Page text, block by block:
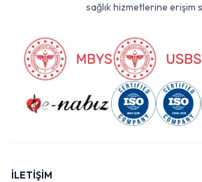
sağlık hizmetlerine erişim
İLETİŞİM